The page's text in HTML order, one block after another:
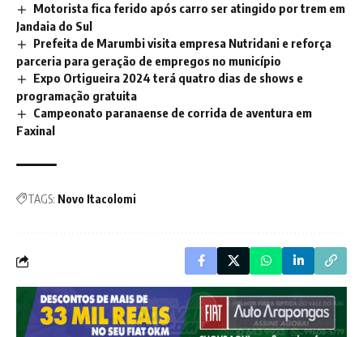
Motorista fica ferido após carro ser atingido por trem em
Jandaia do Sul
Prefeita de Marumbi visita empresa Nutridani e reforça
parceria para geração de empregos no município
Expo Ortigueira 2024 terá quatro dias de shows e
programação gratuita
Campeonato paranaense de corrida de aventura em
Faxinal
TAGS: Novo Itacolomi